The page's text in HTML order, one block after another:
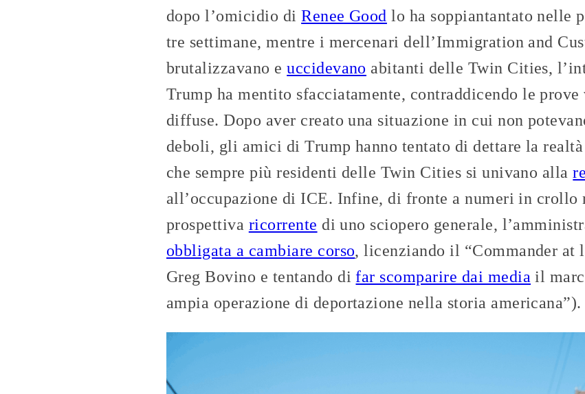
dopo l’omicidio diRenee Good lo ha soppiantantato nelle
tre settimane, mentre i mercenari dell’Immigration and
brutalizzavano euccidevano abitanti delle Twin Cities,
Trump ha mentito sfacciatamente, contraddicendo le prove
diffuse. Dopo aver creato una situazione in cui non
deboli, gli amici di Trump hanno tentato di dettare la realtà
che sempre più residenti delle Twin Cities si univano alla
all’occupazione di ICE. Infine, di fronte a numeri in crollo
prospettiva ricorrente di uno sciopero generale,
obbligata a cambiare corso, licenziando il “Commander at
Greg Bovino e tentando difar scomparire dai media il
ampia operazione di deportazione nella storia americana”).